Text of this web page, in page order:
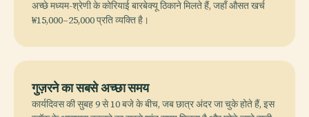
अच्छे मध्यम-श्रेणी के कोरियाई बारबेक्यू ठिकाने मिलते हैं, जहाँ औसत खर्च
₩15,000–25,000 प्रति व्यक्ति है।
गुज़रने का सबसे अच्छा समय
कार्यदिवस की सुबह 9 से 10 बजे के बीच, जब छात्र अंदर जा चुके होते हैं, इस